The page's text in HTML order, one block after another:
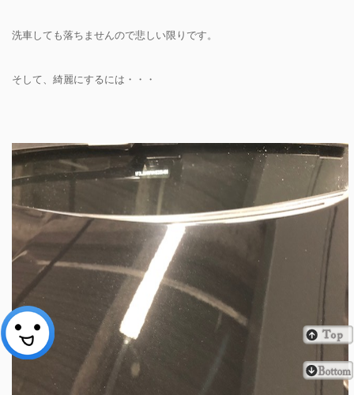
洗車しても落ちませんので悲しい限りです。
そして、綺麗にするには・・・